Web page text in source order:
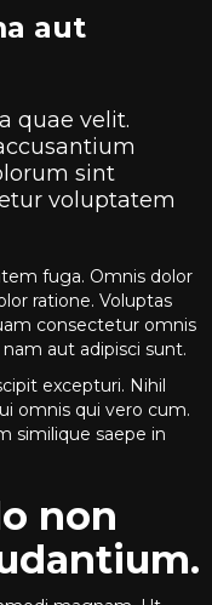
aut
quae velit.
sint
voluptatem
fuga. Omnis dolor
ratione. Voluptas
consectetur omnis
aut adipisci sunt.
excepturi. Nihil
omnis qui vero cum.
similique saepe in
non